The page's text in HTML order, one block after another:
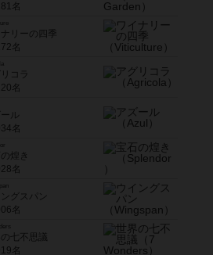
名
リーの四季
名
リコラ
名
ル
名
の煌き
名
グスパン
名
の七不思議
名